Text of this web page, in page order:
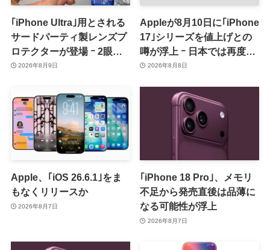
｢iPhone Ultra｣用とされる
サードパーティ製レンズプ
ロテクターが登場 ｰ 2眼カ
メラ搭載や一部本体カラー
2026年8月9日
Appleが8月10日に｢iPhone
17｣シリーズを値上げとの
噂が浮上 ｰ 日本では再度値
上げの可能性も?!
2026年8月8日
Apple、｢iOS 26.6.1｣をま
もなくリリースか
2026年8月7日
｢iPhone 18 Pro｣、メモリ
不足から発売直後は品薄に
なる可能性が浮上
2026年8月7日